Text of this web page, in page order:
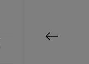
Previous